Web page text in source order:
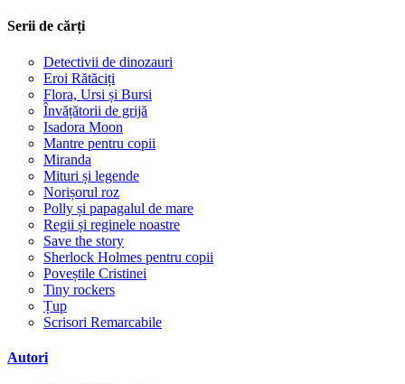
Serii de cărți
Detectivii de dinozauri
Eroi Rătăciți
Flora, Ursi și Bursi
Învățătorii de grijă
Isadora Moon
Mantre pentru copii
Miranda
Mituri și legende
Norișorul roz
Polly și papagalul de mare
Regii și reginele noastre
Save the story
Sherlock Holmes pentru copii
Poveștile Cristinei
Tiny rockers
Țup
Scrisori Remarcabile
Autori